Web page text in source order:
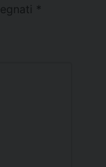
*